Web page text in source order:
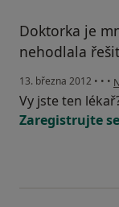
Doktorka je
nehodlala
13. března 2012 • • •
Vy jste ten
Zaregistrujte